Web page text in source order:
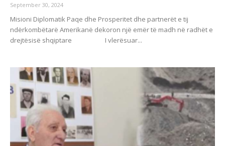
September 30, 2024
Misioni Diplomatik Paqe dhe Prosperitet dhe partnerët e tij
ndërkombëtarë Amerikanë dekoron një emër të madh në radhët e
drejtësisë shqiptare I vlerësuar...